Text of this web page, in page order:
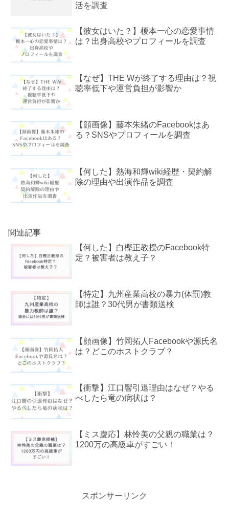
活を調査
【彼女はいた？】榎本一心の恋愛事情
は？出身高校やプロフィールを調査
【なぜ】THE Wが終了する理由は？視
聴率低下や運営負担が影響か
【顔画像】藤本朱緒のFacebookはあ
る？SNSやプロフィールを調査
【何した】熱海和輝wiki経歴・契約解
除の理由や出演作品を調査
関連記事
【何した】白樫正教授のFacebook特
定？被害者は教え子？
【特定】九州産業高校の暴力(体罰)教
師は誰？30代男が書類送検
【顔画像】竹岡拓人Facebookや源氏名
は？どこのホストクラブ？
【衝撃】江口響引退理由はなぜ？やる
べしたら竜の病状は？
【ミス慶応】林怜美の父親の職業は？
1200万の高級車がすごい！
スポンサーリンク